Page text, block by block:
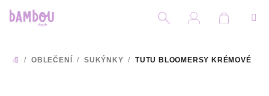
DOMŮ
/ OBLEČENÍ / SUKÝNKY / TUTU BLOOMERSY KRÉMOVÉ